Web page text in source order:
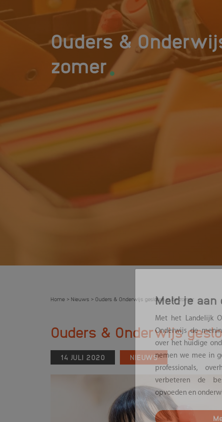
Ouders &
zomer.
Home > Nieuws > Ouders & Onderwijs gesloten in de zomer
Ouders & Onderwijs
14 JULI 2020 NIEUWS
Meld je
Met het Landelijk
Onderwijs de
over het huidige
nemen we mee in
professionals,
verbeteren de
opvoeden en